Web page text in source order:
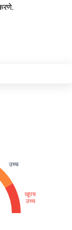
उच्च
खूपच
उच्च